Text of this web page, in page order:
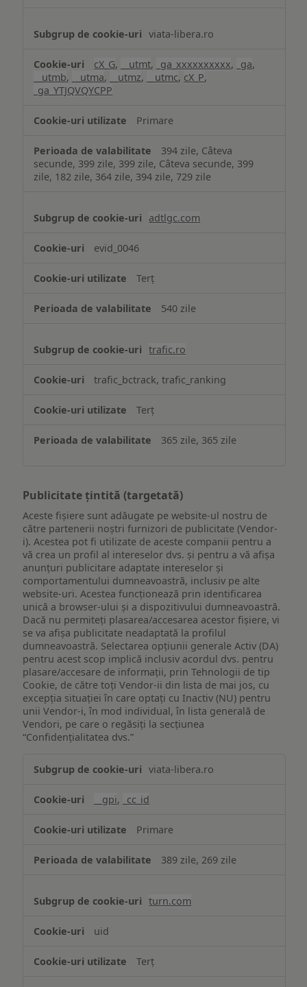
viata-libera.ro
cX_G, __utmt, _ga_xxxxxxxxxx, _ga,
__utmb, __utma, __utmz, __utmc, cX_P,
_ga_YTJQVQYCPP
Primare
394 zile, Câteva
secunde, 399 zile, 399 zile, Câteva secunde, 399
zile, 182 zile, 364 zile, 394 zile, 729 zile
adtlgc.com
evid_0046
Terț
540 zile
trafic.ro
trafic_bctrack, trafic_ranking
Terț
365 zile, 365 zile
Publicitate țintită (targetată)
Aceste fișiere sunt adăugate pe website-ul nostru de
către partenerii noștri furnizori de publicitate (Vendor-
i). Acestea pot fi utilizate de aceste companii pentru a
vă crea un profil al intereselor dvs. și pentru a vă afișa
anunțuri publicitare adaptate intereselor și
comportamentului dumneavoastră, inclusiv pe alte
website-uri. Acestea funcționează prin identificarea
unică a browser-ului și a dispozitivului dumneavoastră.
Dacă nu permiteți plasarea/accesarea acestor fișiere, vi
se va afișa publicitate neadaptată la profilul
dumneavoastră. Selectarea opțiunii generale Activ (DA)
pentru acest scop implică inclusiv acordul dvs. pentru
plasare/accesare de informații, prin Tehnologii de tip
Cookie, de către toți Vendor-ii din lista de mai jos, cu
excepția situației în care optați cu Inactiv (NU) pentru
unii Vendor-i, în mod individual, în lista generală de
Vendori, pe care o regăsiți la secțiunea
“Confidențialitatea dvs.”
țintită
viata-libera.ro
__gpi, _cc_id
Primare
389 zile, 269 zile
turn.com
uid
Terț